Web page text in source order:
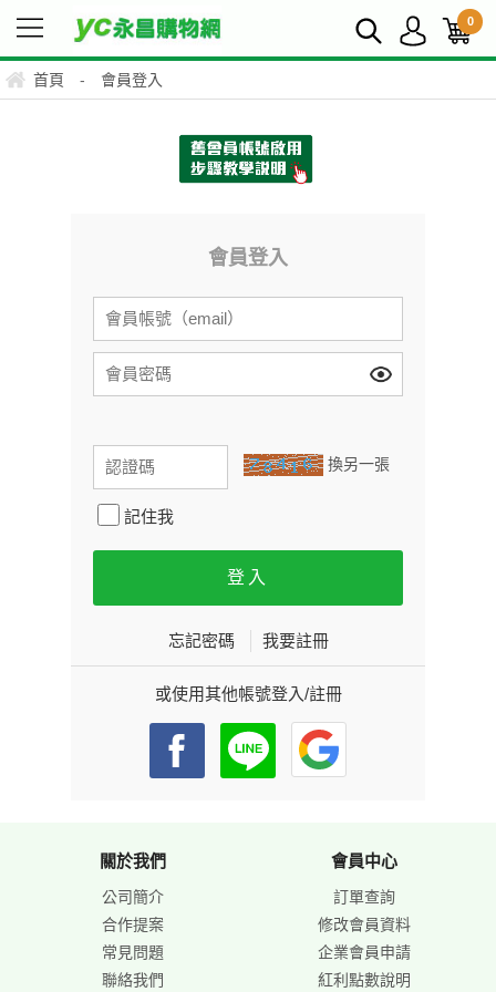
0
首頁 - 會員登入
會員登入
換另一張
記住我
忘記密碼 我要註冊
或使用其他帳號登入/註冊
關於我們
公司簡介
合作提案
常見問題
聯絡我們
會員中心
訂單查詢
修改會員資料
企業會員申請
紅利點數說明